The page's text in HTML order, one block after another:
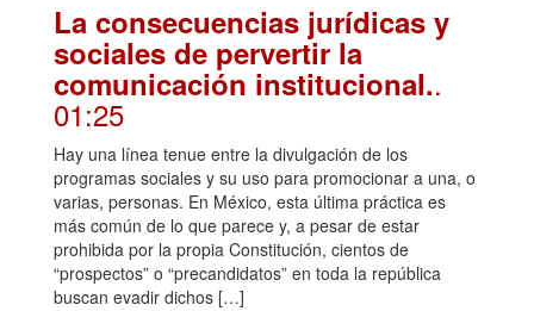
La consecuencias jurídicas y
sociales de pervertir la
comunicación institucional..
01:25
Hay una línea tenue entre la divulgación de los
programas sociales y su uso para promocionar a una, o
varias, personas. En México, esta última práctica es
más común de lo que parece y, a pesar de estar
prohibida por la propia Constitución, cientos de
“prospectos” o “precandidatos” en toda la república
buscan evadir dichos […]